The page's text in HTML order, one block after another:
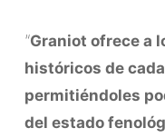
“Graniot ofrece a
históricos de
permitiéndoles
del estado